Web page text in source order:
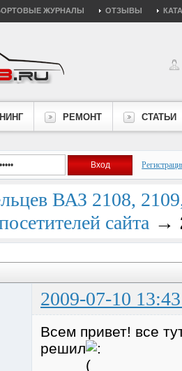
ЖУРНАЛЫ ОТЗЫВЫ
РЕМОНТ СТАТЬИ
ВАЗ 2108,
сайта →
2009-07-10
Всем привет! все
решил